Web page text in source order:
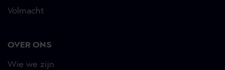
Volmacht
OVER ONS
Wie we zijn